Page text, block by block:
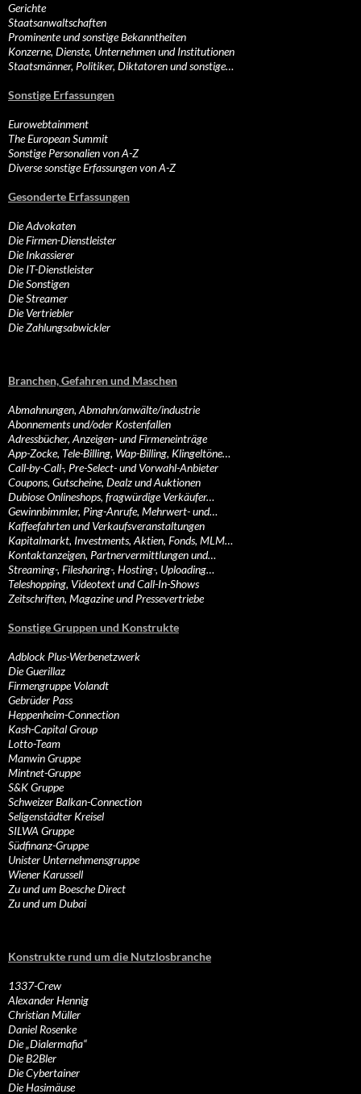
Gerichte
Staatsanwaltschaften
Prominente und sonstige Bekanntheiten
Konzerne, Dienste, Unternehmen und Institutionen
Staatsmänner, Politiker, Diktatoren und sonstige…
Sonstige Erfassungen
Eurowebtainment
The European Summit
Sonstige Personalien von A-Z
Diverse sonstige Erfassungen von A-Z
Gesonderte Erfassungen
Die Advokaten
Die Firmen-Dienstleister
Die Inkassierer
Die IT-Dienstleister
Die Sonstigen
Die Streamer
Die Vertriebler
Die Zahlungsabwickler
Branchen, Gefahren und Maschen
Abmahnungen, Abmahn/anwälte/industrie
Abonnements und/oder Kostenfallen
Adressbücher, Anzeigen- und Firmeneinträge
App-Zocke, Tele-Billing, Wap-Billing, Klingeltöne…
Call-by-Call-, Pre-Select- und Vorwahl-Anbieter
Coupons, Gutscheine, Dealz und Auktionen
Dubiose Onlineshops, fragwürdige Verkäufer…
Gewinnbimmler, Ping-Anrufe, Mehrwert- und…
Kaffeefahrten und Verkaufsveranstaltungen
Kapitalmarkt, Investments, Aktien, Fonds, MLM…
Kontaktanzeigen, Partnervermittlungen und…
Streaming-, Filesharing-, Hosting-, Uploading…
Teleshopping, Videotext und Call-In-Shows
Zeitschriften, Magazine und Pressevertriebe
Sonstige Gruppen und Konstrukte
Adblock Plus-Werbenetzwerk
Die Guerillaz
Firmengruppe Volandt
Gebrüder Pass
Heppenheim-Connection
Kash-Capital Group
Lotto-Team
Manwin Gruppe
Mintnet-Gruppe
S&K Gruppe
Schweizer Balkan-Connection
Seligenstädter Kreisel
SILWA Gruppe
Südfinanz-Gruppe
Unister Unternehmensgruppe
Wiener Karussell
Zu und um Boesche Direct
Zu und um Dubai
Konstrukte rund um die Nutzlosbranche
1337-Crew
Alexander Hennig
Christian Müller
Daniel Rosenke
Die „Dialermafia“
Die B2Bler
Die Cybertainer
Die Hasimäuse